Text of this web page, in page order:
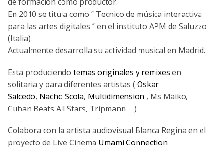
En 2010 se titula como ” Tecnico de música interactiva
para las artes digitales ” en el instituto APM de Saluzzo
(Italia).
Actualmente desarrolla su actividad musical en Madrid.
Esta produciendo temas originales y remixes en
solitaria y para diferentes artistas ( Oskar
Salcedo, Nacho Scola, Multidimension , Ms Maiko,
Cuban Beats All Stars, Tripmann…..)
Colabora con la artista audiovisual Blanca Regina en el
proyecto de Live Cinema Umami Connection